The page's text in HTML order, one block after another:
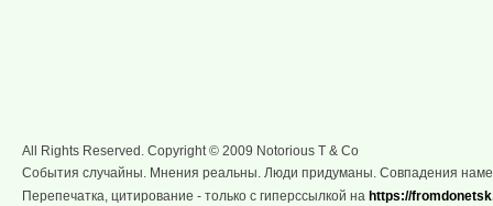
All Rights Reserved. Copyright © 2009 Notorious T & Co
События случайны. Мнения реальны. Люди придуманы. Совпадения
Перепечатка, цитирование - только с гиперссылкой на https://